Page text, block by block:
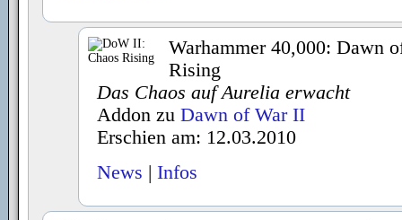
Warhammer 40,000: Dawn
Rising
Das Chaos auf Aurelia erwacht
Addon zu Dawn of War II
Erschien am: 12.03.2010
News | Infos